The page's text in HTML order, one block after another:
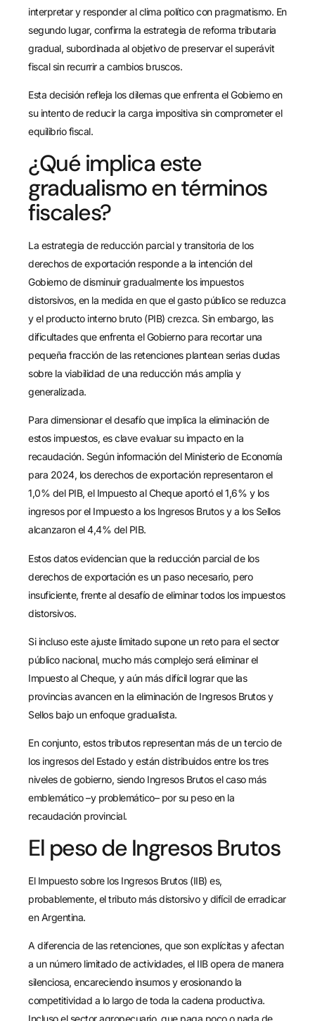
interpretar y responder al clima político con pragmatismo. En
segundo lugar, confirma la estrategia de reforma tributaria
gradual, subordinada al objetivo de preservar el superávit
fiscal sin recurrir a cambios bruscos.
Esta decisión refleja los dilemas que enfrenta el Gobierno en
su intento de reducir la carga impositiva sin comprometer el
equilibrio fiscal.
¿Qué implica este
gradualismo en términos
fiscales?
La estrategia de reducción parcial y transitoria de los
derechos de exportación responde a la intención del
Gobierno de disminuir gradualmente los impuestos
distorsivos, en la medida en que el gasto público se reduzca
y el producto interno bruto (PIB) crezca. Sin embargo, las
dificultades que enfrenta el Gobierno para recortar una
pequeña fracción de las retenciones plantean serias dudas
sobre la viabilidad de una reducción más amplia y
generalizada.
Para dimensionar el desafío que implica la eliminación de
estos impuestos, es clave evaluar su impacto en la
recaudación. Según información del Ministerio de Economía
para 2024, los derechos de exportación representaron el
1,0% del PIB, el Impuesto al Cheque aportó el 1,6% y los
ingresos por el Impuesto a los Ingresos Brutos y a los Sellos
alcanzaron el 4,4% del PIB.
Estos datos evidencian que la reducción parcial de los
derechos de exportación es un paso necesario, pero
insuficiente, frente al desafío de eliminar todos los impuestos
distorsivos.
Si incluso este ajuste limitado supone un reto para el sector
público nacional, mucho más complejo será eliminar el
Impuesto al Cheque, y aún más difícil lograr que las
provincias avancen en la eliminación de Ingresos Brutos y
Sellos bajo un enfoque gradualista.
En conjunto, estos tributos representan más de un tercio de
los ingresos del Estado y están distribuidos entre los tres
niveles de gobierno, siendo Ingresos Brutos el caso más
emblemático –y problemático– por su peso en la
recaudación provincial.
El peso de Ingresos Brutos
El Impuesto sobre los Ingresos Brutos (IIB) es,
probablemente, el tributo más distorsivo y difícil de erradicar
en Argentina.
A diferencia de las retenciones, que son explícitas y afectan
a un número limitado de actividades, el IIB opera de manera
silenciosa, encareciendo insumos y erosionando la
competitividad a lo largo de toda la cadena productiva.
Incluso el sector agropecuario, que paga poco o nada de